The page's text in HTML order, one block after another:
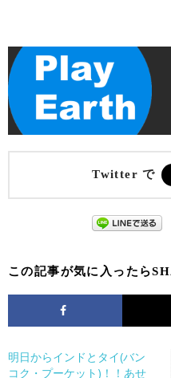
Twitter で
この記事が気に入ったら
明日からインドとタイ(バン
コク・プーケット)！！あせ